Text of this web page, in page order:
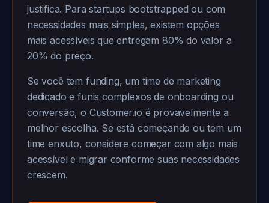
justifica. Para startups bootstrapped ou com
necessidades mais simples, existem opções
mais acessíveis que entregam 80% do valor a
20% do preço.
Se você tem funding, um time de marketing
dedicado e funis complexos de onboarding ou
conversão, o Customer.io é provavelmente a
melhor escolha. Se está começando ou tem um
time enxuto, considere começar com algo mais
acessível e migrar conforme suas necessidades
crescem.